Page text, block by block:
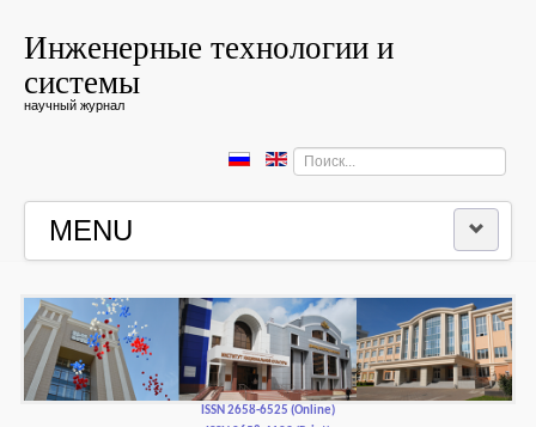
Инженерные технологии и
системы
научный журнал
Искать...
MENU
РЕДКОЛЛЕГИЯ
РЕДАКЦИОННАЯ ПОЛИТИКА И ЭТИКА
ISSN 2658-6525 (Online)